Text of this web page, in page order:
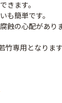
きます。
も簡単です。
蝕の心配があり
竹専用となりま